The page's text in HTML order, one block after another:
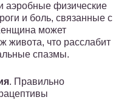
аэробные физические
и боль, связанные с
может
живота, что расслабит
спазмы.
. Правильно